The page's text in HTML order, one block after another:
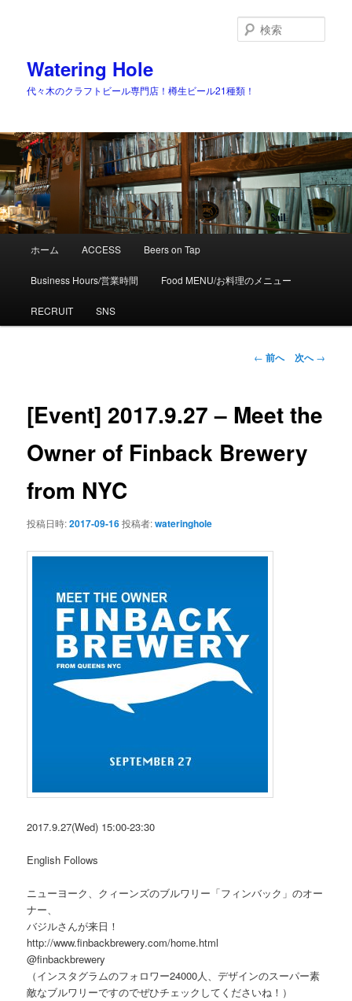
Watering Hole
代々木のクラフトビール専門店！樽生ビール21種類！
索
ュ
メ
イ
ン
テ
ン
ツ
へ
移
ホーム ACCESS Beers on Tap
Business Hours/営業時間 Food MENU/お料理のメニュー
RECRUIT SNS
投
ゲ
シ
← 前へ 次へ→
[Event] 2017.9.27 – Meet the
Owner of Finback Brewery
from NYC
投稿日時:2017-09-16投稿者:wateringhole
2017.9.27(Wed) 15:00-23:30
English Follows
ニューヨーク、クィーンズのブルワリー「フィンバック」のオー
ナー、
バジルさんが来日！
http://www.finbackbrewery.com/home.html
@finbackbrewery
（インスタグラムのフォロワー24000人、デザインのスーパー素
敵なブルワリーですのでぜひチェックしてくださいね！）